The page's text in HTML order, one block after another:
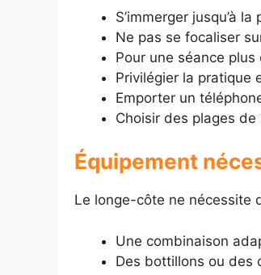
S’immerger jusqu’à
Ne pas se focaliser
Pour une séance
Privilégier la pratique
Emporter un
Choisir des plages
Équipement
Le longe-côte ne nécessite
Une combinaison
Des bottillons ou des